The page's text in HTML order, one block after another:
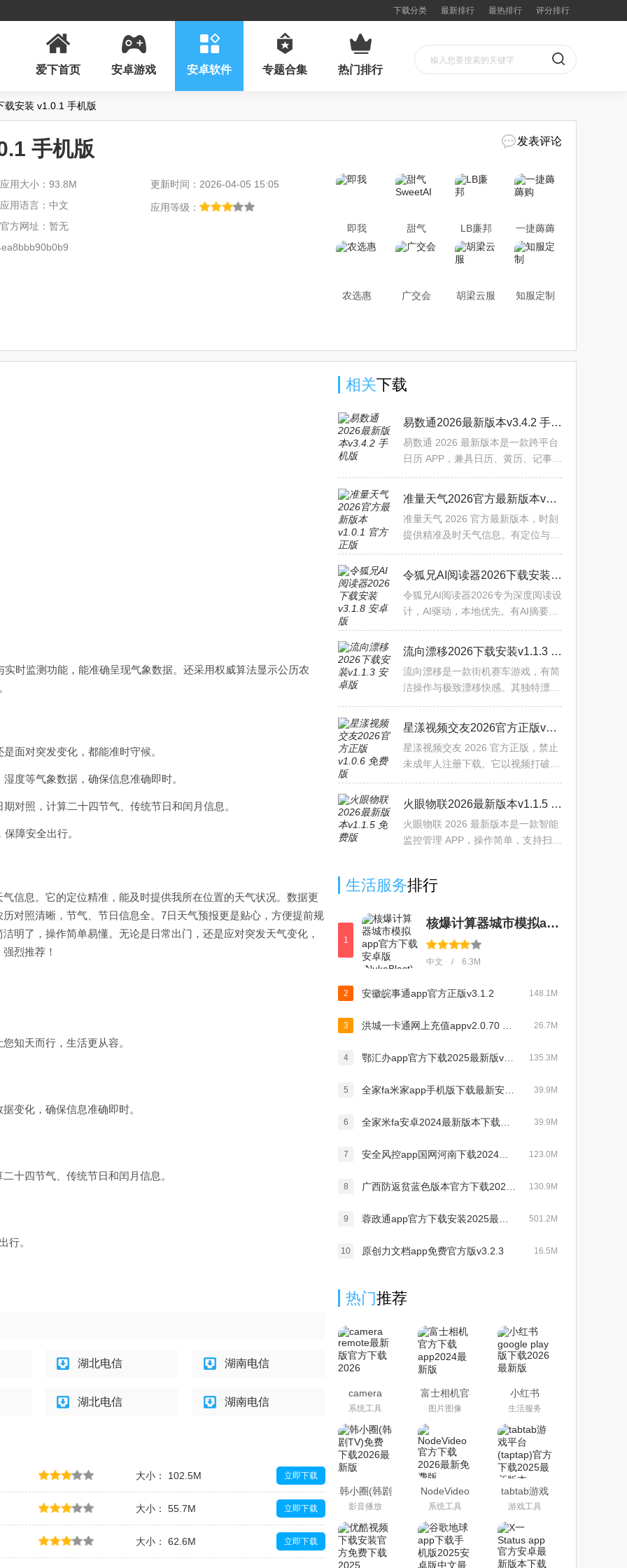
下载分类 最新排行 最热排行 评分排行
爱下首页 安卓游戏 安卓软件 专题合集 热门排行
安装 v1.0.1 手机版
手机版 发表评论
应用大小：93.8M
更新时间：2026-04-05 15:05
应用语言：中文
应用等级：
官方网址：暂无
即我
甜气
SweetAI
LB廉邦
一捷薅薅
农选惠 广交会 胡梁云服 知服定制
时监测功能，能准确呈现气象数据。还采用权威算法显示公历农
面对突发变化，都能准时守候。
度等气象数据，确保信息准确即时。
对照，计算二十四节气、传统节日和闰月信息。
障安全出行。
信息。它的定位精准，能及时提供我所在位置的天气状况。数据更
对照清晰，节气、节日信息全。7日天气预报更是贴心，方便提前规
明了，操作简单易懂。无论是日常出门，还是应对突发天气变化，
烈推荐！
知天而行，生活更从容。
变化，确保信息准确即时。
十四节气、传统节日和闰月信息。
行。
湖北电信 湖南电信
湖北电信 湖南电信
大小： 102.5M 立即下载
大小： 55.7M 立即下载
大小： 62.6M 立即下载
相关下载
易数通2026最新版本v3.4.2 手机版
易数通 2026 最新版本是一款跨平台
日历 APP，兼具日历、黄历、记事提
容。它体积小、速度快、口碑好，此
次优化了数易模块通信与分
准量天气2026官方最新版本v1.0.1 官方正版
准量天气 2026 官方最新版本，时刻
提供精准及时天气信息。有定位与实
还含公历农历日历，可查 7 日天气预
报，助您知天而行，让生
令狐兄AI阅读器2026下载安装v3.1.8 安卓版
令狐兄AI阅读器2026专为深度阅读设
计，AI驱动，本地优先。有AI摘要、
盖，支持多格式，含代码高亮等，还
有诸多贴心细节，新版增加
流向漂移2026下载安装v1.1.3 安卓版
流向漂移是一款街机赛车游戏，有简
洁操作与极致漂移快感。其独特漂移
还有动感音乐。处于公开测试阶段，
MOD版本完美去广告，免安
星漾视频交友2026官方正版v1.0.6 免费版
星漾视频交友 2026 官方正版，禁止
未成年人注册下载。它以视频打破社
骗。有兴趣标签助找契合者，动态话
题防冷场，还有视频聊天、
火眼物联2026最新版本v1.1.5 免费版
火眼物联 2026 最新版本是一款智能
监控管理 APP，操作简单，支持扫码
语音对讲、画面抓拍等功
生活服务排行
1
核爆计算器城市模拟app官方下载安卓版(NukeBlast)v1.6.1手机版
中文 / 6.3M
2 安徽皖事通app官方正版v3.1.2 148.1M
3 26.7M
4 135.3M
5 39.9M
6 39.9M
7 123.0M
8 130.9M
9 501.2M
10 原创力文档app免费官方版v3.2.3 16.5M
热门推荐
camera
remote最新
版官方下载
2026
系统工具
富士相机官
方下载
app2024最
(camera
remote)
图片图像
小红书
google play
版下载2026
最新版
生活服务
韩小圈(韩剧
TV)免费下
载2026最新
版
影音播放
NodeVideo
官方下载
2026最新免
费版
系统工具
tabtab游戏
平台(taptap)
官方下载
2025最新版
游戏工具